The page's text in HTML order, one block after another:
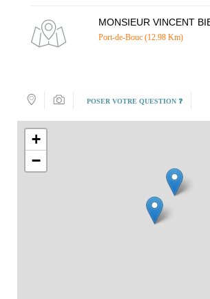
MONSIEUR VINCENT
Port-de-Bouc (12.98 Km)
POSER VOTRE QUESTION ❓
+
−